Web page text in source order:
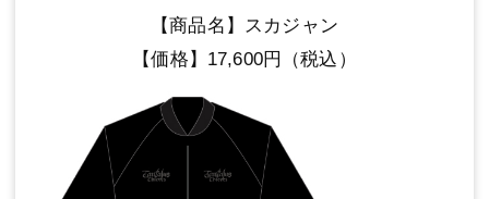
【商品名】スカジャン
【価格】17,600円（税込）